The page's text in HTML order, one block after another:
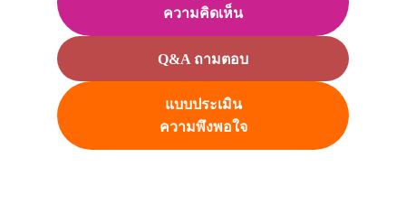
ความคิดเห็น
Q&A ถามตอบ
แบบประเมิน
ความพึงพอใจ